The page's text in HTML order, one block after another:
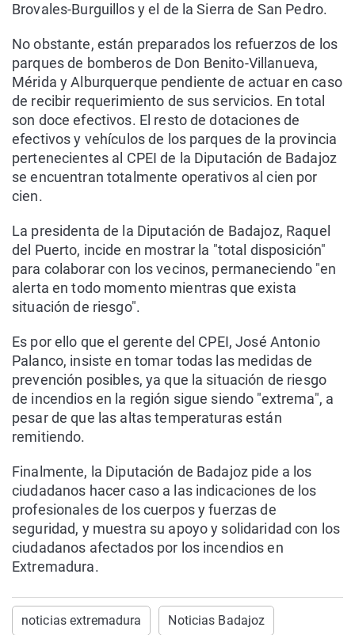
Brovales-Burguillos y el de la Sierra de San Pedro.
No obstante, están preparados los refuerzos de los
parques de bomberos de Don Benito-Villanueva,
Mérida y Alburquerque pendiente de actuar en caso
de recibir requerimiento de sus servicios. En total
son doce efectivos. El resto de dotaciones de
efectivos y vehículos de los parques de la provincia
pertenecientes al CPEI de la Diputación de Badajoz
se encuentran totalmente operativos al cien por
cien.
La presidenta de la Diputación de Badajoz, Raquel
del Puerto, incide en mostrar la "total disposición"
para colaborar con los vecinos, permaneciendo "en
alerta en todo momento mientras que exista
situación de riesgo".
Es por ello que el gerente del CPEI, José Antonio
Palanco, insiste en tomar todas las medidas de
prevención posibles, ya que la situación de riesgo
de incendios en la región sigue siendo "extrema", a
pesar de que las altas temperaturas están
remitiendo.
Finalmente, la Diputación de Badajoz pide a los
ciudadanos hacer caso a las indicaciones de los
profesionales de los cuerpos y fuerzas de
seguridad, y muestra su apoyo y solidaridad con los
ciudadanos afectados por los incendios en
Extremadura.
noticias extremadura Noticias Badajoz